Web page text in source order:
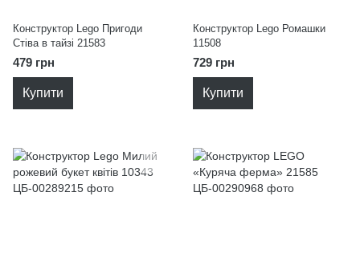
Конструктор Lego Пригоди
Стіва в тайзі 21583
479 грн
Купити
Конструктор Lego Ромашки
11508
729 грн
Купити